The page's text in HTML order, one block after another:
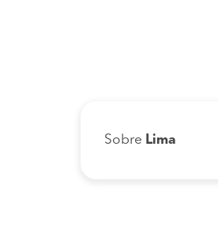
Sobre Lima